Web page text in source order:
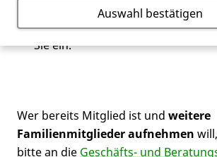
ev.de. Teilen Sie uns eine E-Mail-
wir richten den Zugriff auf den
Sie ein.
Wer bereits Mitglied ist und weitere
Familienmitglieder aufnehmen
bitte an die Geschäfts- und
Auswahl bestätigen